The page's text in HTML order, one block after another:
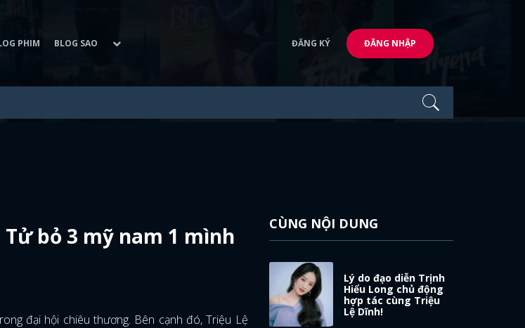
PHIM BLOG SAO ĐĂNG KÝ ĐĂNG NHẬP
bỏ 3 mỹ nam 1 mình
đại hội chiêu thương. Bên cạnh đó, Triệu Lệ
CÙNG NỘI DUNG
Lý do đạo diễn Trịnh
Hiểu Long chủ động
hợp tác cùng Triệu
Lệ Dĩnh!